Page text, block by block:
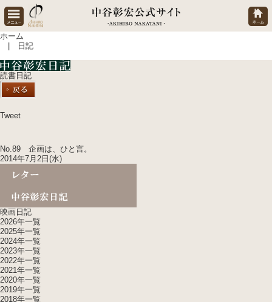
ホーム
| 日記
読書日記
Tweet
No.89 企画は、ひと言。
2014年7月2日(水)
映画日記
2026年一覧
2025年一覧
2024年一覧
2023年一覧
2022年一覧
2021年一覧
2020年一覧
2019年一覧
2018年一覧